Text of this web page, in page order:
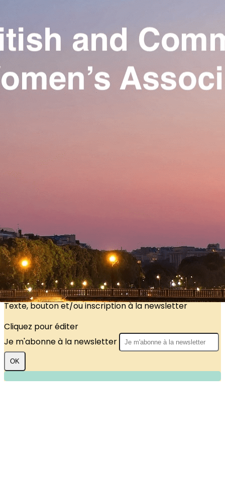
Exporter uniquement les colonnes affichées
Ajoutez un logo, un bouton, des réseaux sociaux
Our Association
Activities
Join us
?>
Images de la page d'accueil
Cliquez pour éditer
Texte, bouton et/ou inscription à la newsletter
Cliquez pour éditer
Je m'abonne à la newsletter
OK